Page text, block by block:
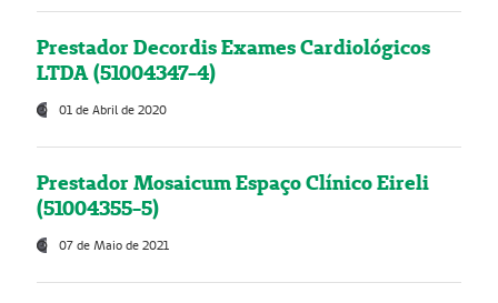
Prestador Decordis Exames Cardiológicos
LTDA (51004347-4)
01 de Abril de 2020
Prestador Mosaicum Espaço Clínico Eireli
(51004355-5)
07 de Maio de 2021